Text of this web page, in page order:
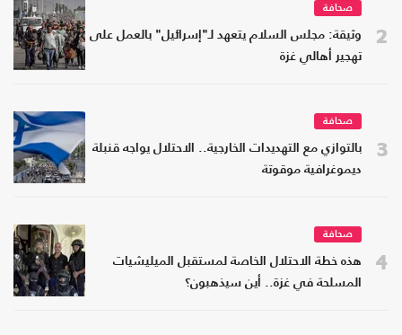
2
صحافة
وثيقة: مجلس السلام يتعهد لـ"إسرائيل" بالعمل على
تهجير أهالي غزة
3
صحافة
بالتوازي مع التهديدات الخارجية.. الاحتلال يواجه قنبلة
ديموغرافية موقوتة
4
صحافة
هذه خطة الاحتلال الخاصة لمستقبل الميليشيات
المسلحة في غزة.. أين سيذهبون؟